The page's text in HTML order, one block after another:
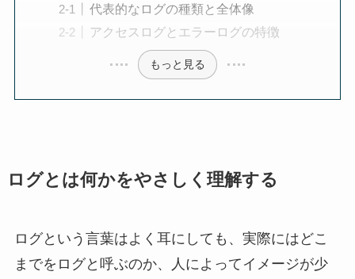
代表的なログの種類と全体像
アクセスログとエラーログの特徴
もっと見る
ログとは何かをやさしく理解する
ログという言葉はよく耳にしても、実際にはどこ
までをログと呼ぶのか、人によってイメージが少